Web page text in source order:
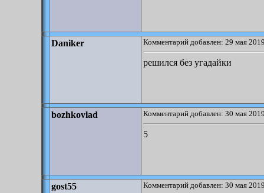
Daniker Комментарий добавлен: 29 мая
решился без угадайки
bozhkovlad Комментарий добавлен: 30 мая
5
gost55 Комментарий добавлен: 30 мая